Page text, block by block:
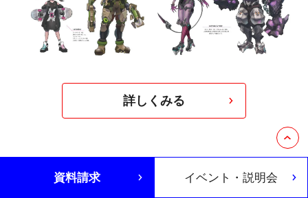
詳しくみる
学費について
資料請求 イベント・説明会